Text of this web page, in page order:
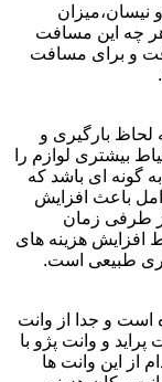
نیسان،میزان
چه این مسافت
و برای مسافت
لحاظ بارگیری و
بیشتری لوازم را
گونه ای باشد که
باعث افزایش
طرفی زمان
افزایش هزینه های
طبیعی است.
است و جدا از وانت
و وانت پژو با
از این وانت ها